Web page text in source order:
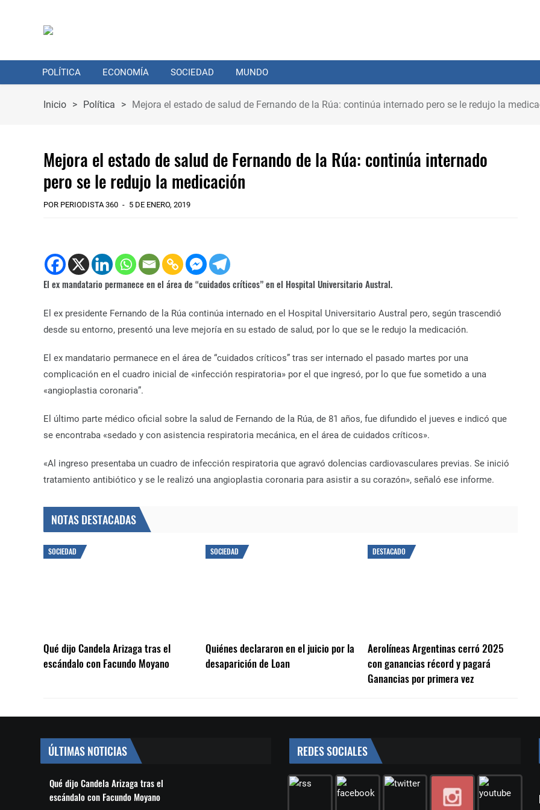
POLÍTICA ECONOMÍA SOCIEDAD MUNDO
Inicio > Política > Mejora el estado de salud de Fernando de la Rúa: continúa internado pero se le redujo la
Mejora el estado de salud de Fernando de la Rúa: continúa internado
pero se le redujo la medicación
POR PERIODISTA 360 5 DE ENERO, 2019
El ex mandatario permanece en el área de “cuidados críticos” en el Hospital Universitario Austral.
El ex presidente Fernando de la Rúa continúa internado en el Hospital Universitario Austral pero, según trascendió
desde su entorno, presentó una leve mejoría en su estado de salud, por lo que se le redujo la medicación.
El ex mandatario permanece en el área de “cuidados críticos” tras ser internado el pasado martes por una
complicación en el cuadro inicial de «infección respiratoria» por el que ingresó, por lo que fue sometido a una
«angioplastia coronaria”.
El último parte médico oficial sobre la salud de Fernando de la Rúa, de 81 años, fue difundido el jueves e indicó que
se encontraba «sedado y con asistencia respiratoria mecánica, en el área de cuidados críticos».
«Al ingreso presentaba un cuadro de infección respiratoria que agravó dolencias cardiovasculares previas. Se inició
tratamiento antibiótico y se le realizó una angioplastia coronaria para asistir a su corazón», señaló ese informe.
NOTAS DESTACADAS
SOCIEDAD
Qué dijo Candela Arizaga tras el
escándalo con Facundo Moyano
SOCIEDAD
Quiénes declararon en el juicio por la
desaparición de Loan
DESTACADO
Aerolíneas Argentinas cerró 2025
con ganancias récord y pagará
Ganancias por primera vez
ÚLTIMAS NOTICIAS
Qué dijo Candela Arizaga tras el
escándalo con Facundo Moyano
REDES SOCIALES